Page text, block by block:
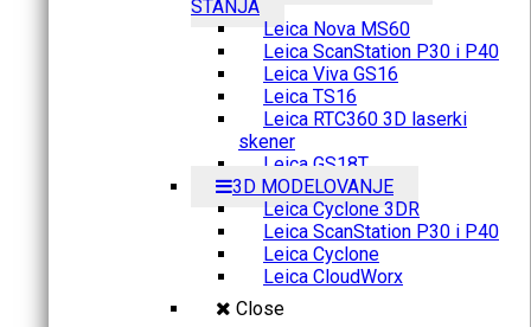
STANJA
Leica Nova MS60
Leica ScanStation P30 i P40
Leica Viva GS16
Leica TS16
Leica RTC360 3D laserki
skener
Leica GS18T
3D MODELOVANJE
Leica Cyclone 3DR
Leica ScanStation P30 i P40
Leica Cyclone
Leica CloudWorx
Close